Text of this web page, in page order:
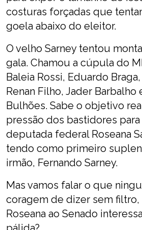
costuras forçadas que
goela abaixo do eleitor.
O velho Sarney tentou
gala. Chamou a cúpula do
Baleia Rossi, Eduardo
Renan Filho, Jader Barbalho
Bulhões. Sabe o objetivo
pressão dos bastidores para
deputada federal Roseana
tendo como primeiro
irmão, Fernando Sarney.
Mas vamos falar o que
coragem de dizer sem filtro,
Roseana ao Senado